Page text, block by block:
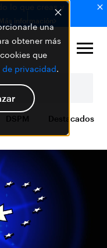
una
obtener más
que
privacidad.
lo que creas y
información
DSPM Destacados